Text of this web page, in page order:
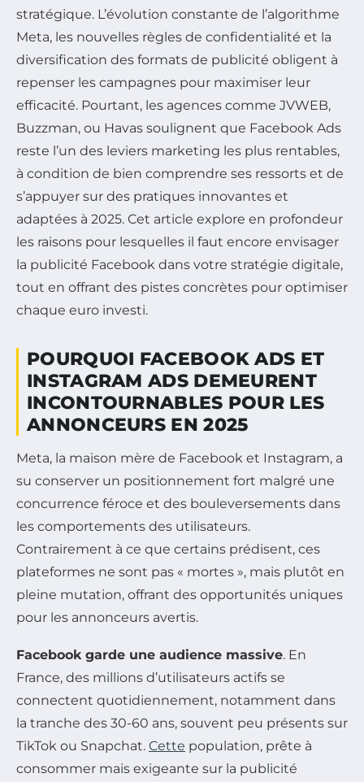
stratégique. L’évolution constante de l’algorithme
Meta, les nouvelles règles de confidentialité et la
diversification des formats de publicité obligent à
repenser les campagnes pour maximiser leur
efficacité. Pourtant, les agences comme JVWEB,
Buzzman, ou Havas soulignent que Facebook Ads
reste l’un des leviers marketing les plus rentables,
à condition de bien comprendre ses ressorts et de
s’appuyer sur des pratiques innovantes et
adaptées à 2025. Cet article explore en profondeur
les raisons pour lesquelles il faut encore envisager
la publicité Facebook dans votre stratégie digitale,
tout en offrant des pistes concrètes pour optimiser
chaque euro investi.
POURQUOI FACEBOOK ADS ET
INSTAGRAM ADS DEMEURENT
INCONTOURNABLES POUR LES
ANNONCEURS EN 2025
Meta, la maison mère de Facebook et Instagram, a
su conserver un positionnement fort malgré une
concurrence féroce et des bouleversements dans
les comportements des utilisateurs.
Contrairement à ce que certains prédisent, ces
plateformes ne sont pas « mortes », mais plutôt en
pleine mutation, offrant des opportunités uniques
pour les annonceurs avertis.
Facebook garde une audience massive. En
France, des millions d’utilisateurs actifs se
connectent quotidiennement, notamment dans
la tranche des 30-60 ans, souvent peu présents sur
TikTok ou Snapchat. Cette population, prête à
consommer mais exigeante sur la publicité